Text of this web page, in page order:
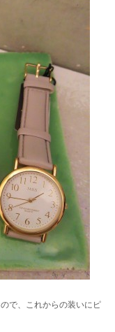
で、これからの装いにピ